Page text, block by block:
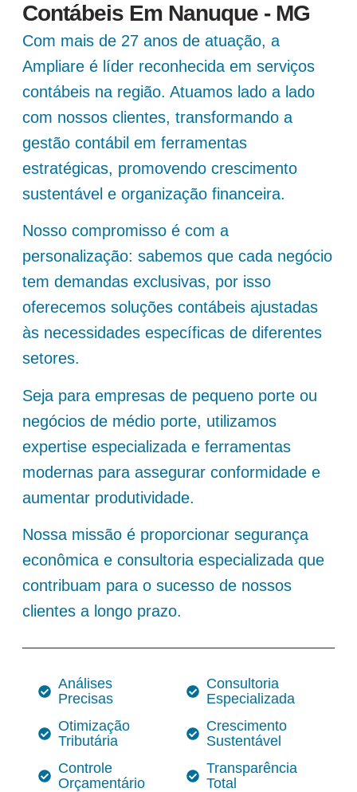
Contábeis Em Nanuque - MG
Com mais de 27 anos de atuação, a
Ampliare é líder reconhecida em serviços
contábeis na região. Atuamos lado a lado
com nossos clientes, transformando a
gestão contábil em ferramentas
estratégicas, promovendo crescimento
sustentável e organização financeira.
Nosso compromisso é com a
personalização: sabemos que cada negócio
tem demandas exclusivas, por isso
oferecemos soluções contábeis ajustadas
às necessidades específicas de diferentes
setores.
Seja para empresas de pequeno porte ou
negócios de médio porte, utilizamos
expertise especializada e ferramentas
modernas para assegurar conformidade e
aumentar produtividade.
Nossa missão é proporcionar segurança
econômica e consultoria especializada que
contribuam para o sucesso de nossos
clientes a longo prazo.
Análises
Precisas
Otimização
Tributária
Controle
Orçamentário
Consultoria
Especializada
Crescimento
Sustentável
Transparência
Total